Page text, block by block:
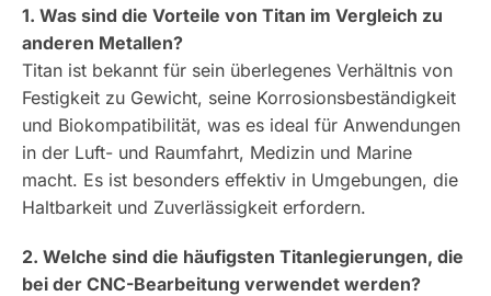
1. Was sind die Vorteile von Titan im Vergleich zu
anderen Metallen?
Titan ist bekannt für sein überlegenes Verhältnis von
Festigkeit zu Gewicht, seine Korrosionsbeständigkeit
und Biokompatibilität, was es ideal für Anwendungen
in der Luft- und Raumfahrt, Medizin und Marine
macht. Es ist besonders effektiv in Umgebungen, die
Haltbarkeit und Zuverlässigkeit erfordern.
2. Welche sind die häufigsten Titanlegierungen, die
bei der CNC-Bearbeitung verwendet werden?